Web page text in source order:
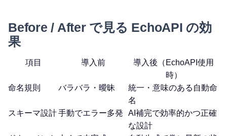
Before / After で見る EchoAPI の効
果
項目 導入前
導入後（EchoAPI使用
時）
命名規則
バラバラ・曖昧
統一・意味のある自動命
名
スキーマ設計手動でエラー多発
AI補完で効率的かつ正確
な設計